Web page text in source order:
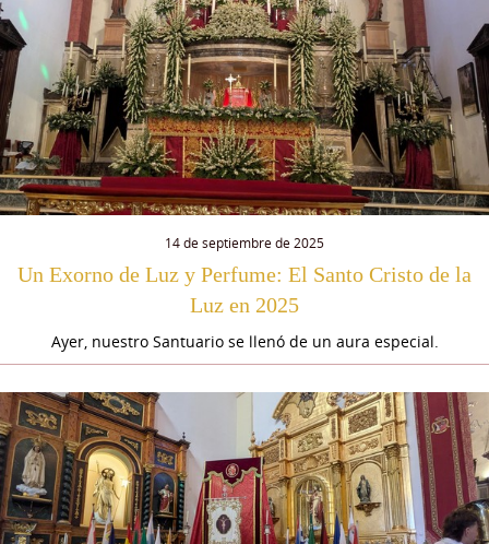
14 de septiembre de 2025
Un Exorno de Luz y Perfume: El Santo Cristo de la
Luz en 2025
Ayer, nuestro Santuario se llenó de un aura especial.